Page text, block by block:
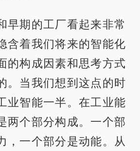
早期的工厂看起来非常
含着我们将来的智能化
的构成因素和思考方式
。当我们想到这点的时
业智能一半。在工业能
两个部分构成。一个部
，一个部分是动能。从